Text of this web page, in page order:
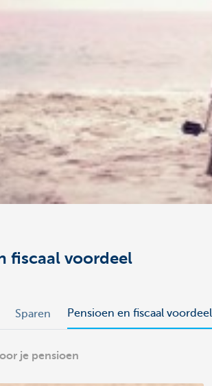
fiscaal voordeel
Sparen Pensioen en fiscaal voordeel
je pensioen